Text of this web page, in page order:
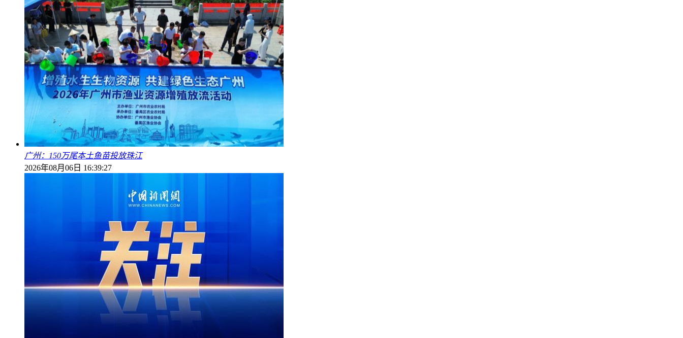
广州：150万尾本土鱼苗投放珠江
2026年08月06日 16:39:27